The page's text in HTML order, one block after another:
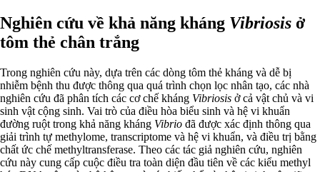
Nghiên cứu về khả năng kháng Vibriosis ở
tôm thẻ chân trắng
Trong nghiên cứu này, dựa trên các dòng tôm thẻ kháng và dễ bị
nhiễm bệnh thu được thông qua quá trình chọn lọc nhân tạo, các nhà
nghiên cứu đã phân tích các cơ chế kháng Vibriosis ở cả vật chủ và vi
sinh vật cộng sinh. Vai trò của điều hòa biểu sinh và hệ vi khuẩn
đường ruột trong khả năng kháng Vibrio đã được xác định thông qua
giải trình tự methylome, transcriptome và hệ vi khuẩn, và điều trị bằng
chất ức chế methyltransferase. Theo các tác giả nghiên cứu, nghiên
cứu này cung cấp cuộc điều tra toàn diện đầu tiên về các kiểu methyl